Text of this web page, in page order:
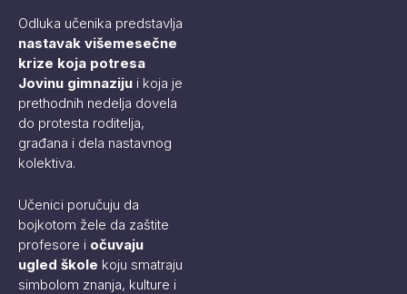
Odluka učenika predstavlja
nastavak višemesečne
krize koja potresa
Jovinu gimnaziju i koja je
prethodnih nedelja dovela
do protesta roditelja,
građana i dela nastavnog
kolektiva.
Učenici poručuju da
bojkotom žele da zaštite
profesore i očuvaju
ugled škole koju smatraju
simbolom znanja, kulture i